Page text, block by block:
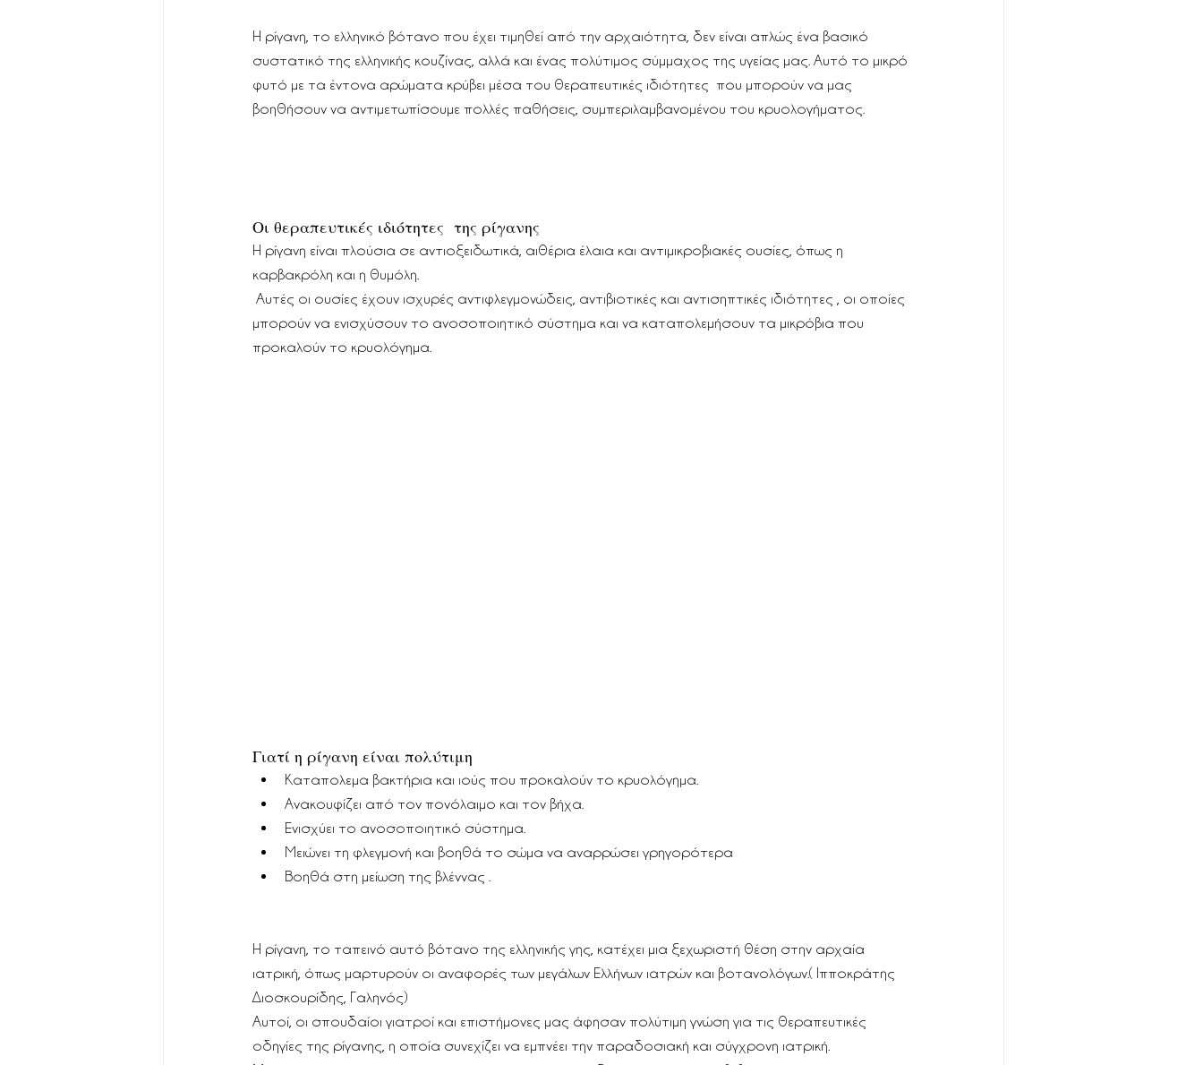
Η ρίγανη, το ελληνικό βότανο που έχει τιμηθεί από την αρχαιότητα, δεν είναι απλώς ένα βασικό
συστατικό της ελληνικής κουζίνας, αλλά και ένας πολύτιμος σύμμαχος της υγείας μας. Αυτό το μικρό
φυτό με τα έντονα αρώματα κρύβει μέσα του θεραπευτικές ιδιότητες  που μπορούν να μας
βοηθήσουν να αντιμετωπίσουμε πολλές παθήσεις, συμπεριλαμβανομένου του κρυολογήματος.
Οι θεραπευτικές ιδιότητες  της ρίγανης
Η ρίγανη είναι πλούσια σε αντιοξειδωτικά, αιθέρια έλαια και αντιμικροβιακές ουσίες, όπως η
καρβακρόλη και η θυμόλη.
Αυτές οι ουσίες έχουν ισχυρές αντιφλεγμονώδεις, αντιβιοτικές και αντισηπτικές ιδιότητες , οι οποίες
μπορούν να ενισχύσουν το ανοσοποιητικό σύστημα και να καταπολεμήσουν τα μικρόβια που
προκαλούν το κρυολόγημα.
Γιατί η ρίγανη είναι πολύτιμη
Καταπολεμα βακτήρια και ιούς που προκαλούν το κρυολόγημα.
Ανακουφίζει από τον πονόλαιμο και τον βήχα.
Ενισχύει το ανοσοποιητικό σύστημα.
Μειώνει τη φλεγμονή και βοηθά το σώμα να αναρρώσει γρηγορότερα
Βοηθά στη μείωση της βλέννας .
Η ρίγανη, το ταπεινό αυτό βότανο της ελληνικής γης, κατέχει μια ξεχωριστή θέση στην αρχαία
ιατρική, όπως μαρτυρούν οι αναφορές των μεγάλων Ελλήνων ιατρών και βοτανολόγων.( Ιπποκράτης
Διοσκουρίδης, Γαληνός)
Αυτοί, οι σπουδαίοι γιατροί και επιστήμονες μας άφησαν πολύτιμη γνώση για τις θεραπευτικές
οδηγίες της ρίγανης, η οποία συνεχίζει να εμπνέει την παραδοσιακή και σύγχρονη ιατρική.